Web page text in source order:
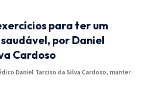
para ter um
por Daniel
Cardoso
Daniel Tarciso da Silva Cardoso, manter